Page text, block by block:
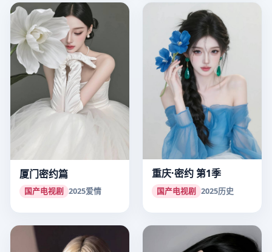
厦门密约篇
国产电视剧 2025爱情
重庆·密约 第1季
国产电视剧 2025历史